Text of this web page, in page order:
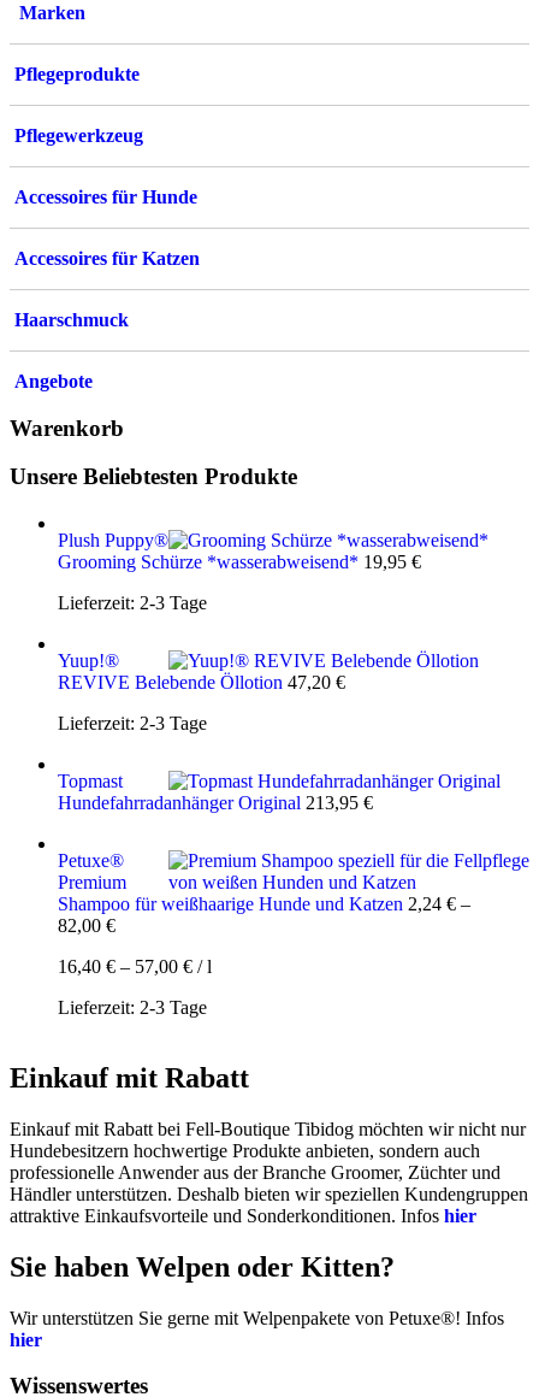
Marken
Pflegeprodukte
Pflegewerkzeug
Accessoires für Hunde
Accessoires für Katzen
Haarschmuck
Angebote
Warenkorb
Unsere Beliebtesten Produkte
Plush Puppy®
Grooming Schürze *wasserabweisend* 19,95 €
Lieferzeit: 2-3 Tage
Yuup!®
REVIVE Belebende Öllotion 47,20 €
Lieferzeit: 2-3 Tage
Topmast
Hundefahrradanhänger Original 213,95 €
Petuxe®
Premium
Shampoo für weißhaarige Hunde und Katzen 2,24 € –
82,00 €
16,40 € – 57,00 € /l
Lieferzeit: 2-3 Tage
Einkauf mit Rabatt
Einkauf mit Rabatt bei Fell-Boutique Tibidog möchten wir nicht nur
Hundebesitzern hochwertige Produkte anbieten, sondern auch
professionelle Anwender aus der Branche Groomer, Züchter und
Händler unterstützen. Deshalb bieten wir speziellen Kundengruppen
attraktive Einkaufsvorteile und Sonderkonditionen. Infos hier
Sie haben Welpen oder Kitten?
Wir unterstützen Sie gerne mit Welpenpakete von Petuxe®! Infos
hier
Wissenswertes